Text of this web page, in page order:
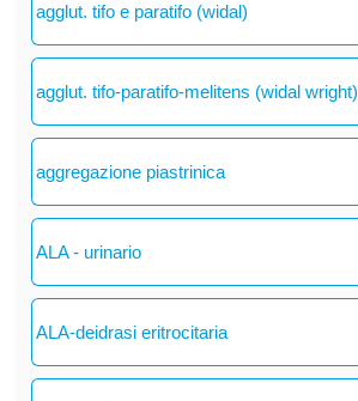
agglut. tifo e paratifo (widal)
agglut. tifo-paratifo-melitens (widal wright)
aggregazione piastrinica
ALA - urinario
ALA-deidrasi eritrocitaria